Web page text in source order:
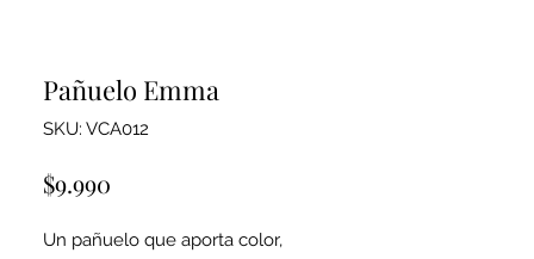
Pañuelo Emma
SKU: VCA012
$9.990
Un pañuelo que aporta color,